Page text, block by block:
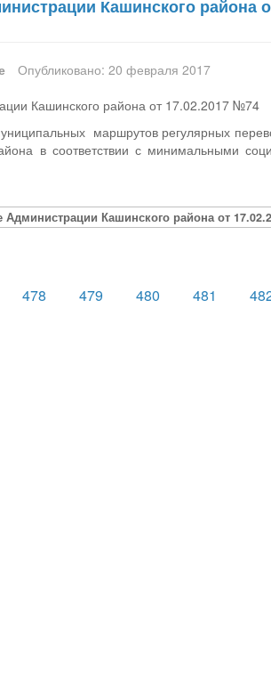
Кашинского района
Опубликовано: 20 февраля 2017
Кашинского района от 17.02.2017 №74
маршрутов регулярных
в соответствии с минимальными
Администрации Кашинского района от
478 479 480 481